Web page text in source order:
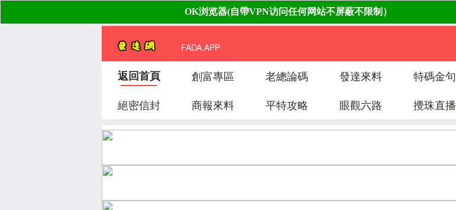
FADA.APP
返回首頁 創富專區 老總論碼 發達來料 特碼金句
絕密信封
商報來料 平特攻略 眼觀六路 攪珠直播